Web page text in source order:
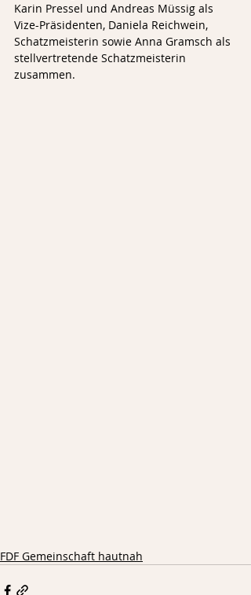
Karin Pressel und Andreas Müssig als
Vize-Präsidenten, Daniela Reichwein,
Schatzmeisterin sowie Anna Gramsch als
stellvertretende Schatzmeisterin
zusammen.
FDF Gemeinschaft hautnah